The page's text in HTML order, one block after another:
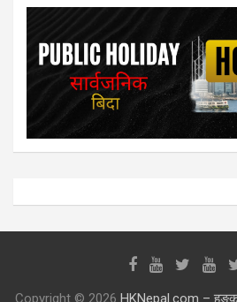
Copyright © 2026 HKNepal.com –